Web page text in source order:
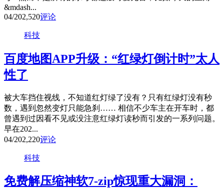
&mdash...
04/202,520评论
科技
百度地图APP升级：“红绿灯倒计时”太人
性了
被大车挡住视线，不知道红灯绿了没有？只有红绿灯没有秒
数，遇到忽然变灯只能急刹…… 相信不少车主在开车时，都
曾遇到过因看不见或没注意红绿灯读秒而引发的一系列问题。
早在202...
04/202,220评论
科技
免费解压缩神软7-zip惊现重大漏洞：